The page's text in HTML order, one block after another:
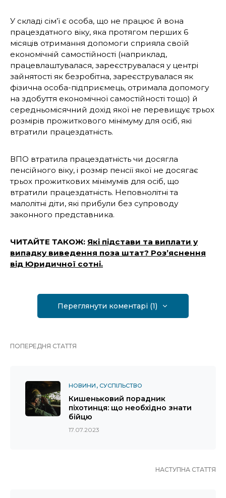
У складі сім’ї є особа, що не працює й вона
працездатного віку, яка протягом перших 6
місяців отримання допомоги сприяла своїй
економічній самостійності (наприклад,
працевлаштувалася, зареєструвалася у центрі
зайнятості як безробітна, зареєструвалася як
фізична особа-підприємець, отримала допомогу
на здобуття економічної самостійності тощо) й
середньомісячний дохід якої не перевищує трьох
розмірів прожиткового мінімуму для осіб, які
втратили працездатність.
ВПО втратила працездатність чи досягла
пенсійного віку, і розмір пенсії якої не досягає
трьох прожиткових мінімумів для осіб, що
втратили працездатність. Неповнолітні та
малолітні діти, які прибули без супроводу
законного представника.
ЧИТАЙТЕ ТАКОЖ: Які підстави та виплати у
випадку виведення поза штат? Роз’яснення
від Юридичної сотні.
Переглянути коментарі (1)
ПОПЕРЕДНЯ СТАТТЯ
НОВИНИ СУСПІЛЬСТВО
Кишеньковий порадник
піхотинця: що необхідно знати
бійцю
17.07.2023
НАСТУПНА СТАТТЯ